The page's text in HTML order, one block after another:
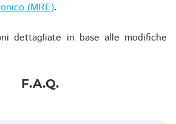
(MRE).
dettagliate in base alle modifiche
F.A.Q.